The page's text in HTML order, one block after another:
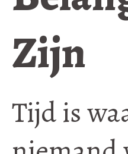
Zijn
Tijd is